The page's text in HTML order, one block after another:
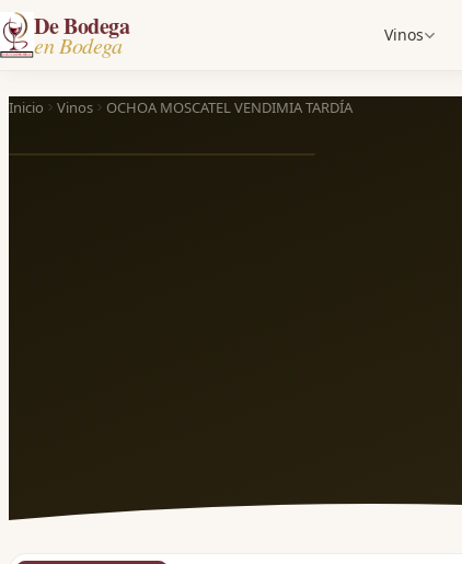
De Bodega
en Bodega Vinos
Inicio Vinos OCHOA MOSCATEL VENDIMIA TARDÍA